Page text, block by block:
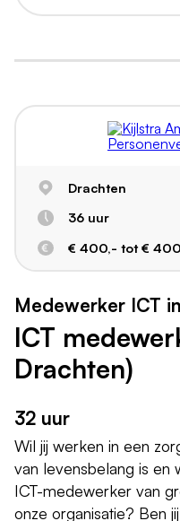
Drachten
36 uur
€ 400,- tot €
Medewerker ICT
ICT
Drachten)
32 uur
Wil jij werken in een
van levensbelang is en
ICT-medewerker van
onze organisatie? Ben